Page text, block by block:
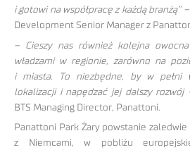
i gotowi na współpracę z każdą branżą” –
Development Senior Manager z
– Cieszy nas również kolejna
władzami w regionie, zarówno na
i miasta. To niezbędne, by w pełni
lokalizacji i napędzać jej dalszy rozwój
BTS Managing Director, Panattoni.
Panattoni Park Żary powstanie
z Niemcami, w pobliżu